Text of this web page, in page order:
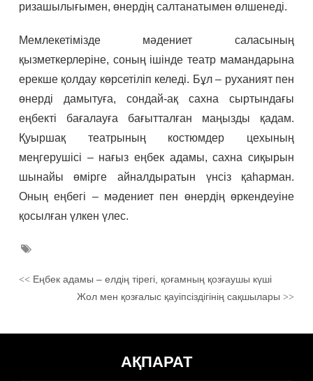
ризашылығымен, өнердің салтанатымен өлшенеді.
Мемлекетімізде мәдениет саласының
қызметкерлеріне, соның ішінде театр мамандарына
ерекше қолдау көрсетіліп келеді. Бұл – руханият пен
өнерді дамытуға, сондай-ақ сахна сыртындағы
еңбекті бағалауға бағытталған маңызды қадам.
Қуыршақ театрының костюмдер цехының
меңгерушісі – нағыз еңбек адамы, сахна сиқырын
шынайы өмірге айналдыратын үнсіз қаһарман.
Оның еңбегі – мәдениет пен өнердің өркендеуіне
қосылған үлкен үлес.
<<Еңбек адамы – елдің тірегі, қоғамның қозғаушы күші
Жол мен қозғалыс қауіпсіздігінің сақшылары>>
АҚПАРАТ